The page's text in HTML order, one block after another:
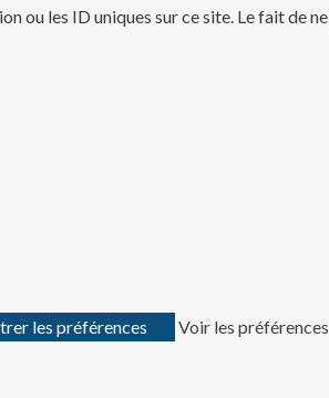
ou les ID uniques sur ce site. Le fait de
les préférences
Voir les préférences